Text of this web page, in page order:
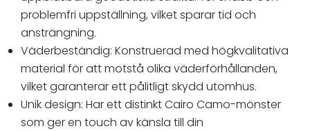
problemfri uppställning, vilket sparar tid och
ansträngning.
Väderbeständig: Konstruerad med högkvalitativa
material för att motstå olika väderförhållanden,
vilket garanterar ett pålitligt skydd utomhus.
Unik design: Har ett distinkt Cairo Camo-mönster
som ger en touch av känsla till din